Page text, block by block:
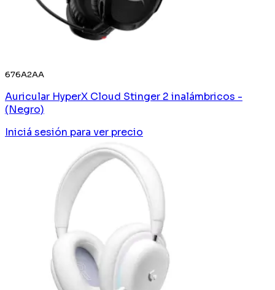
676A2AA
Auricular HyperX Cloud Stinger 2 inalámbricos -
(Negro)
Iniciá sesión para ver precio